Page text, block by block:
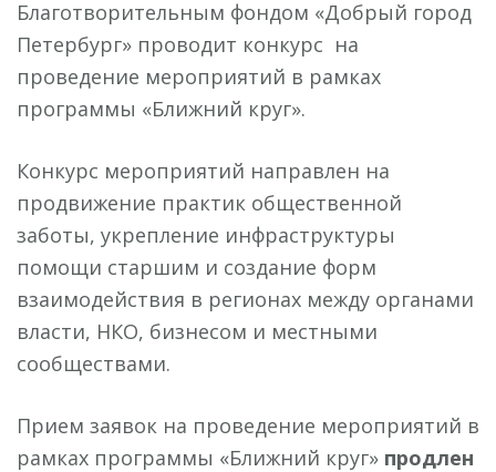
Благотворительным фондом «Добрый город
Петербург» проводит конкурс на
проведение мероприятий в рамках
программы «Ближний круг».
Конкурс мероприятий направлен на
продвижение практик общественной
заботы, укрепление инфраструктуры
помощи старшим и создание форм
взаимодействия в регионах между органами
власти, НКО, бизнесом и местными
сообществами.
Прием заявок на проведение мероприятий в
рамках программы «Ближний круг» продлен